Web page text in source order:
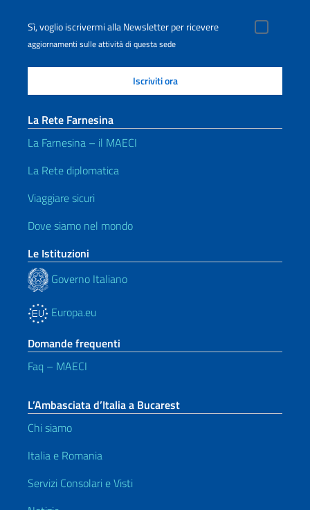
Sì, voglio iscrivermi alla Newsletter per ricevere
aggiornamenti sulle attività di questa sede
La Rete Farnesina
La Farnesina – il MAECI
La Rete diplomatica
Viaggiare sicuri
Dove siamo nel mondo
Le Istituzioni
Governo Italiano
Europa.eu
Domande frequenti
Faq – MAECI
L’Ambasciata d’Italia a Bucarest
Chi siamo
Italia e Romania
Servizi Consolari e Visti